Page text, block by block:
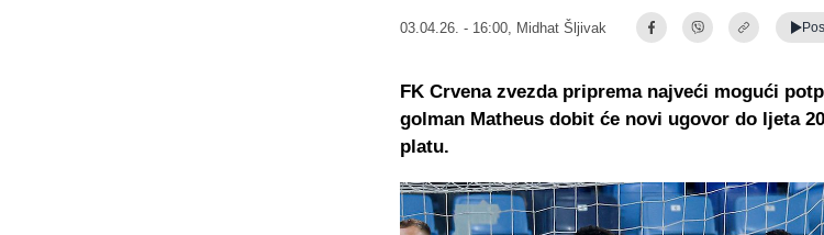
03.04.26. - 16:00, Midhat Šljivak
FK Crvena zvezda priprema najveći mogući
golman Matheus dobit će novi ugovor do ljeta
platu.